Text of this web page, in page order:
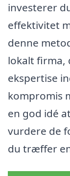
investerer
effektivitet
denne
lokalt firma,
ekspertise
kompromis
en god idé
vurdere de
du træffer